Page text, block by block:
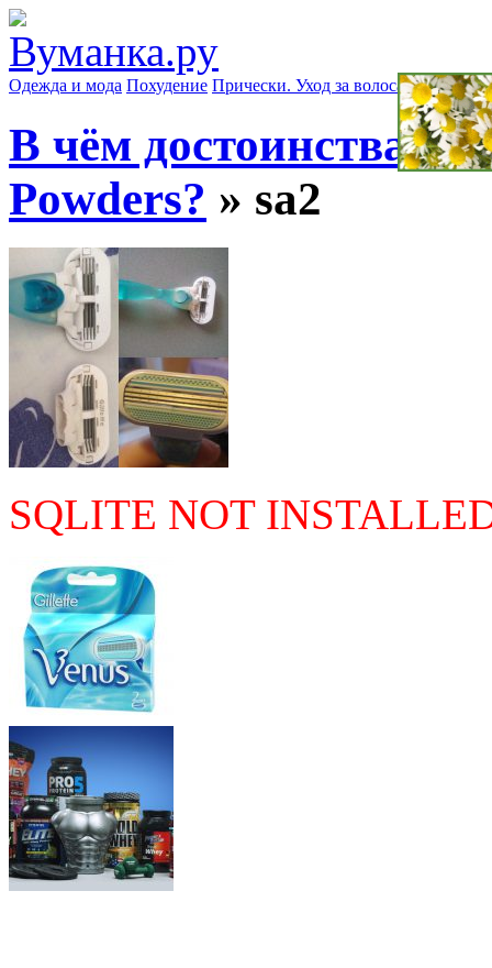
Одежда и мода Похудение Прически. Уход за волосами Маски
В чём достоинства
Powders? » sa2
SQLITE NOT